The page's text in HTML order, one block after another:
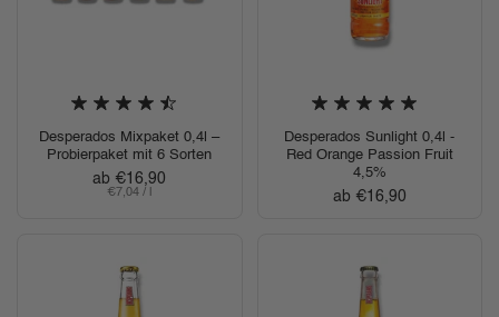
Desperados Mixpaket 0,4l –
Probierpaket mit 6 Sorten
Regulärer Preis
ab €16,90
Stückpreis
€7,04 / l
Desperados Sunlight 0,4l -
Red Orange Passion Fruit
4,5%
Regulärer Preis
ab €16,90